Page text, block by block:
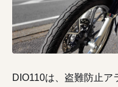
DIO110は、盗難防止ア